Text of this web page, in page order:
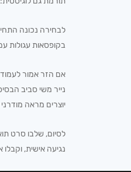
בקופסאות עגולות
אם הזר אמור
נייר משי סביב
יוצרים מראה מודרני
לסיום, שלבו סרט
נגיעה אישית,